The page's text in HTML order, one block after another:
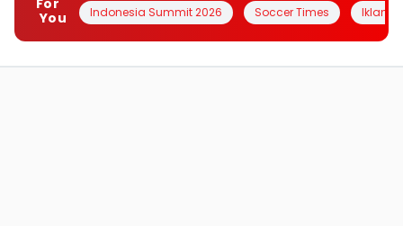
For
You
Indonesia Summit 2026 Soccer Times Iklanin